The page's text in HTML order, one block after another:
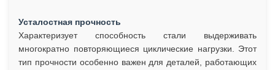
Усталостная прочность
Характеризует способность стали выдерживать
многократно повторяющиеся циклические нагрузки. Этот
тип прочности особенно важен для деталей, работающих